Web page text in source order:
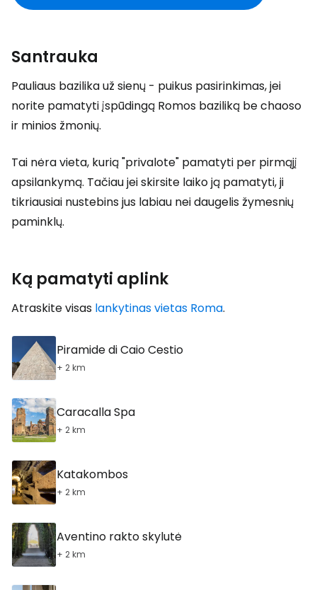
Santrauka
Pauliaus bazilika už sienų - puikus pasirinkimas, jei
norite pamatyti įspūdingą Romos baziliką be chaoso
ir minios žmonių.
Tai nėra vieta, kurią "privalote" pamatyti per pirmąjį
apsilankymą. Tačiau jei skirsite laiko ją pamatyti, ji
tikriausiai nustebins jus labiau nei daugelis žymesnių
paminklų.
Ką pamatyti aplink
Atraskite visas lankytinas vietas Roma.
Piramide di Caio Cestio
+ 2 km
Caracalla Spa
+ 2 km
Katakombos
+ 2 km
Aventino rakto skylutė
+ 2 km